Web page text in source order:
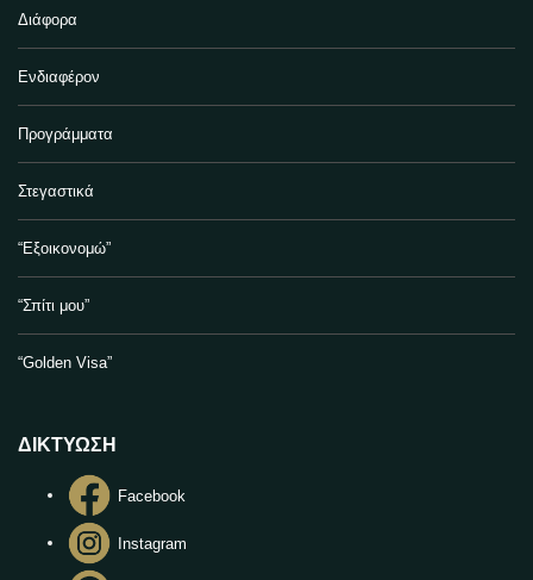
Διάφορα
Ενδιαφέρον
Προγράμματα
Στεγαστικά
“Εξοικονομώ”
“Σπίτι μου”
“Golden Visa”
ΔΙΚΤΥΩΣΗ
Facebook
Instagram